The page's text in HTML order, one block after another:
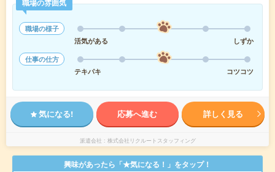
職場の雰囲気
職場の様子
活気がある
しずか
仕事の仕方
テキパキ
コツコツ
気になる! 応募へ進む 詳しく見る
派遣会社 株式会社リクルートスタッフィング
興味があったら「★気になる！」をタップ！